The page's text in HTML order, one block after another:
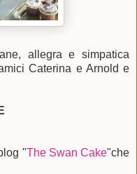
allegra e simpatica
Caterina e Arnold e
"The Swan Cake"che